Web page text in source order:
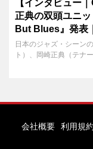
【インタビュー
正典の双頭ユニ
But Blues』発表
日本のジャズ・シーン
ト）、岡崎正典（テナ
会社概要 利用規約